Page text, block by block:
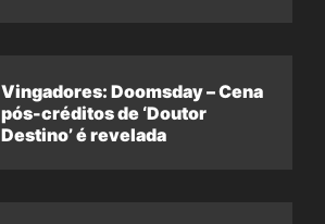
Vingadores: Doomsday – Cena
pós-créditos de ‘Doutor
Destino’ é revelada